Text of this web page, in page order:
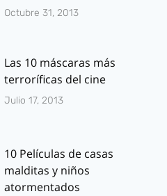
Octubre 31, 2013
Las 10 máscaras más
terroríficas del cine
Julio 17, 2013
10 Películas de casas
malditas y niños
atormentados